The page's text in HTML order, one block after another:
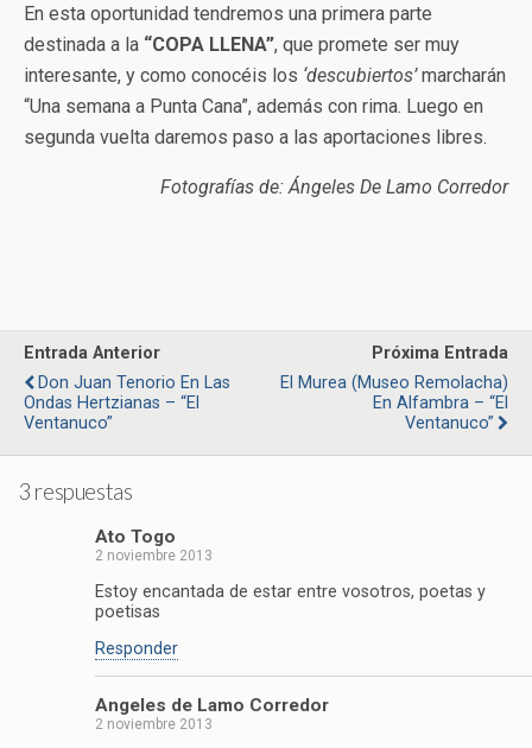
En esta oportunidad tendremos una primera parte
destinada a la “COPA LLENA”, que promete ser muy
interesante, y como conocéis los ‘descubiertos’marcharán
“Una semana a Punta Cana”, además con rima. Luego en
segunda vuelta daremos paso a las aportaciones libres.
Fotografías de: Ángeles De Lamo Corredor
Entrada Anterior
Don Juan Tenorio En Las
Ondas Hertzianas – “El
Ventanuco”
Próxima Entrada
El Murea (Museo Remolacha)
En Alfambra – “El
Ventanuco”
3 respuestas
Ato Togo
2 noviembre 2013
Estoy encantada de estar entre vosotros, poetas y
poetisas
Responder
Angeles de Lamo Corredor
2 noviembre 2013